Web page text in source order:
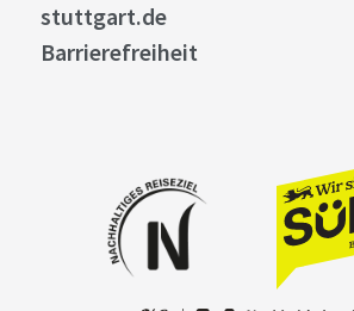
stuttgart.de
Barrierefreiheit